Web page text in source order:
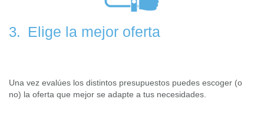
3. Elige la mejor oferta
Una vez evalúes los distintos presupuestos puedes escoger (o
no) la oferta que mejor se adapte a tus necesidades.